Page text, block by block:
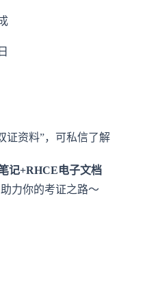
证资料”，可私信了解
记+RHCE电子文档
助力你的考证之路～